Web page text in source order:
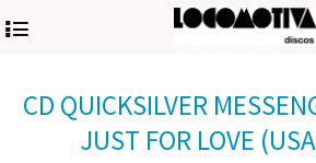
4
CD QUICKSILVER
JUST FOR LOVE